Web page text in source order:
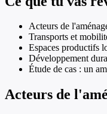
Acteurs de
Transports et
Espaces productifs
Développement
Étude de cas : un
Acteurs de